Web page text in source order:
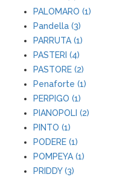
PALOMARO (1)
Pandella (3)
PARRUTA (1)
PASTERI (4)
PASTORE (2)
Penaforte (1)
PERPIGO (1)
PIANOPOLI (2)
PINTO (1)
PODERE (1)
POMPEYA (1)
PRIDDY (3)